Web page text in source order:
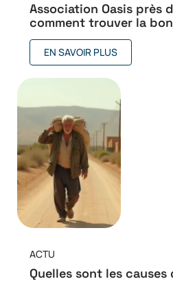
Association Oasis près
comment trouver la
EN SAVOIR PLUS
ACTU
Quelles sont les